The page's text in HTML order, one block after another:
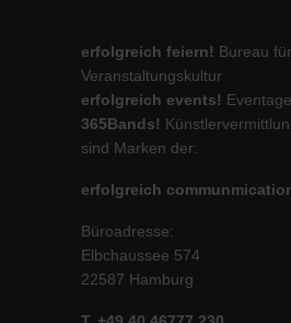
erfolgreich feiern! Bureau für
Veranstaltungskultur
erfolgreich events!
365Bands!
sind Marken der:
erfolgreich
Büroadresse:
Elbchaussee 574
22587 Hamburg